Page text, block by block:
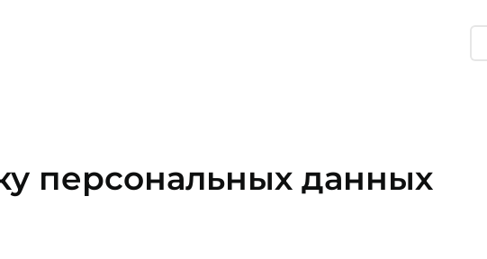
персональных данных